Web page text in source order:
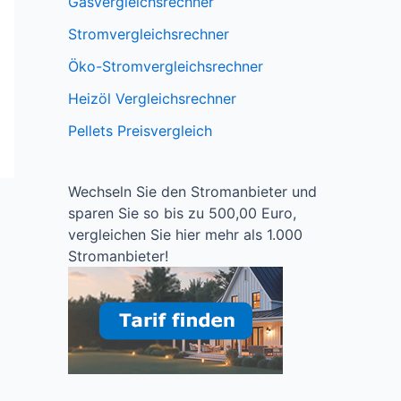
Stromvergleichsrechner
Öko-Stromvergleichsrechner
Heizöl Vergleichsrechner
Pellets Preisvergleich
Wechseln Sie den Stromanbieter und
sparen Sie so bis zu 500,00 Euro,
vergleichen Sie hier mehr als 1.000
Stromanbieter!